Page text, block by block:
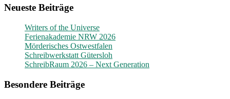
Neueste Beiträge
Writers of the Universe
Ferienakademie NRW 2026
Mörderisches Ostwestfalen
Schreibwerkstatt Gütersloh
SchreibRaum 2026 – Next Generation
Besondere Beiträge